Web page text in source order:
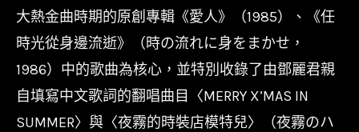
大熱金曲時期的原創專輯《愛人》（1985）、《任
時光從身邊流逝》（時の流れに身をまかせ，
1986）中的歌曲為核心，並特別收錄了由鄧麗君親
自填寫中文歌詞的翻唱曲目〈MERRY X’MAS IN
SUMMER〉與〈夜霧的時裝店模特兒〉（夜霧のハ